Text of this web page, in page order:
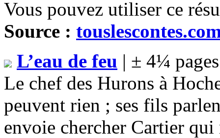
Vous pouvez utiliser ce
Source :
L’eau de feu | ± 4¼
Le chef des Hurons à
peuvent rien ; ses fils
envoie chercher Cartier qui